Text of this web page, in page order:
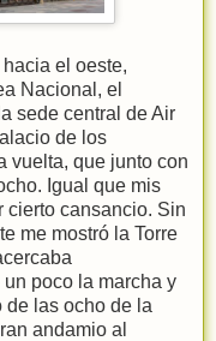
el oeste,
Nacional, el
sede central de Air
de los
vuelta, que junto con
Igual que mis
cierto cansancio. Sin
me mostró la Torre
poco la marcha y
de las ocho de la
andamio al